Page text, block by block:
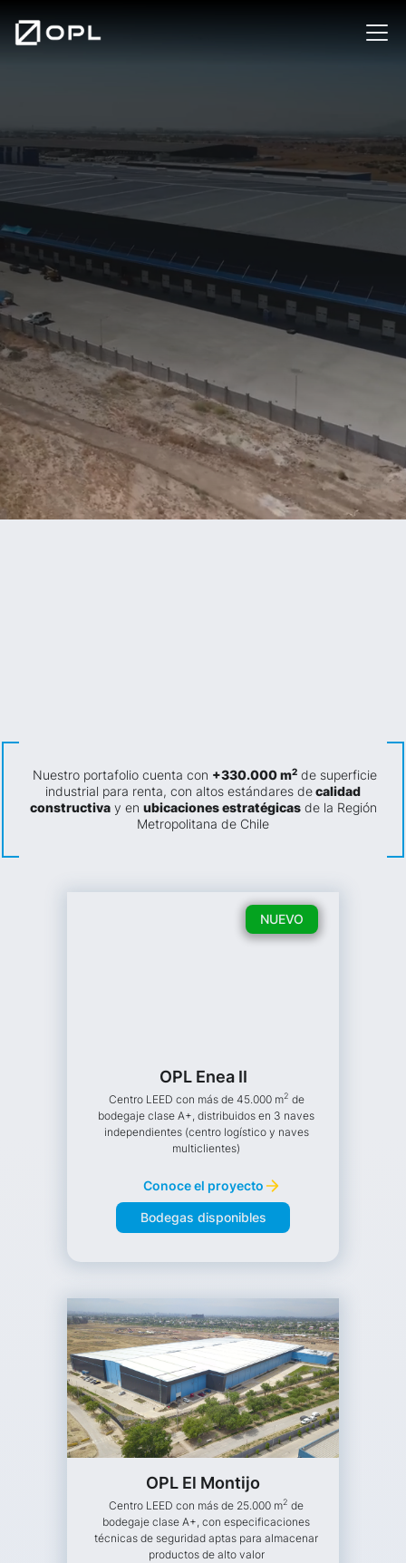
Contáctanos Nuestros Centros
Nuestro portafolio cuenta con +330.000 m2 de superficie
industrial para renta, con altos estándares decalidad
constructivay en ubicaciones estratégicasde la Región
Metropolitana de Chile
NUEVO
OPL Enea II
Centro LEED con más de 45.000 m2 de
bodegaje clase A+, distribuidos en 3 naves
independientes (centro logístico y naves
multiclientes)
Conoce el proyecto
Bodegas disponibles
OPL El Montijo
Centro LEED con más de 25.000 m2 de
bodegaje clase A+, con especificaciones
técnicas de seguridad aptas para almacenar
productos de alto valor